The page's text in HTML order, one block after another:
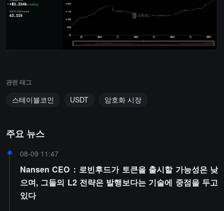
관련 태그
스테이블코인 USDT 암호화 시장
주요 뉴스
08-09 11:47
Nansen CEO：로빈후드가 토큰을 출시할 가능성은 낮
으며, 그들의 L2 전략은 발행보다는 기술에 중점을 두고
있다